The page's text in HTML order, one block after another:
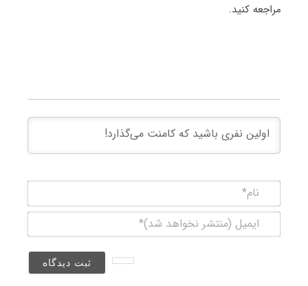
مراجعه کنید.
(منتشر